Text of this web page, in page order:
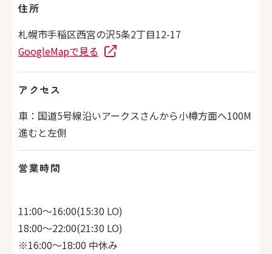
住所
札幌市手稲区西宮の沢5条2丁目12-17
GoogleMapで見る
アクセス
車：国道5号線沿いアークスさんから小樽方面へ100M
進むと左側
営業時間
11:00～16:00(15:30 LO)
18:00～22:00(21:30 LO)
※16:00～18:00 中休み